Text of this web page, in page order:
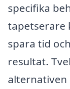
specifika
tapetserare
spara tid
resultat.
alternativen